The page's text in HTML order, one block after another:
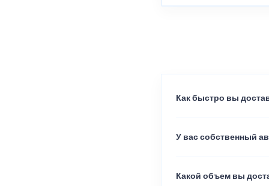
Как быстро вы
У вас собственный
Какой объем вы